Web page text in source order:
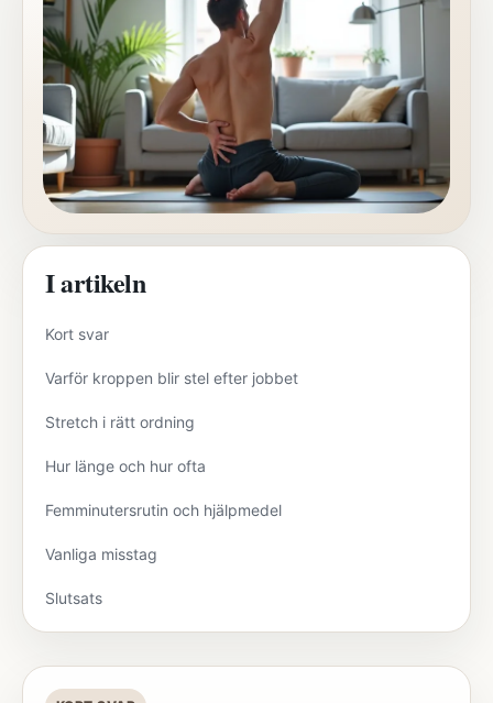
I artikeln
Kort svar
Varför kroppen blir stel efter jobbet
Stretch i rätt ordning
Hur länge och hur ofta
Femminutersrutin och hjälpmedel
Vanliga misstag
Slutsats